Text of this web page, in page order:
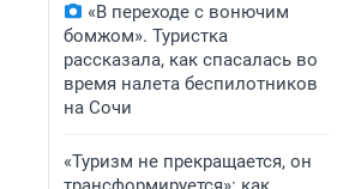
«В переходе с вонючим
бомжом». Туристка
рассказала, как спасалась во
время налета беспилотников
на Сочи
«Туризм не прекращается, он